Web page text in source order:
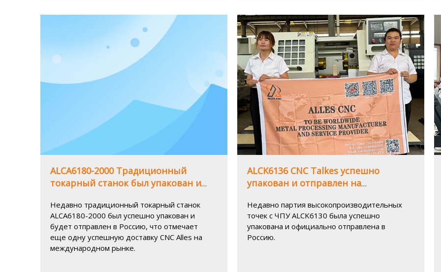
эффективном производстве.
аргентинских производственных компаний
для повышения эффективности
производства и точности обработки.
ALCA6180-2000 Традиционный
токарный станок был упакован и
пользу клиентов с его
выдающимися преимуществами
Недавно традиционный токарный станок
ALCA6180-2000 был успешно упакован и
будет отправлен в Россию, что отмечает
еще одну успешную доставку CNC Alles на
международном рынке.
ALCK6136 CNC Talkes успешно
упакован и отправлен на
Недавно партия высокопроизводительных
точек с ЧПУ ALCK6130 была успешно
упакована и официально отправлена ​​в
Россию.